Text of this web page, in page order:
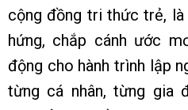
cộng đồng tri thức trẻ, là
hứng, chắp cánh ước
động cho hành trình lập
từng cá nhân, từng gia